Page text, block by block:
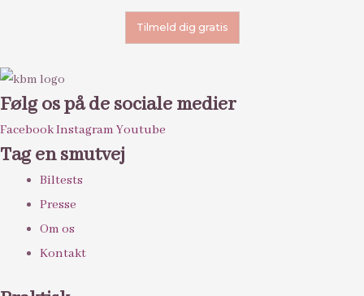
Følg os på de sociale medier
FacebookInstagram Youtube
Tag en smutvej
Biltests
Presse
Om os
Kontakt